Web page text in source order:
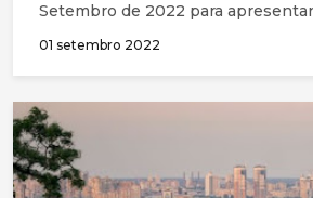
Setembro de 2022 para
saúde no âmbito da colaboração
Partnerships in Medical
profissionais de saúde.
01 setembro 2022